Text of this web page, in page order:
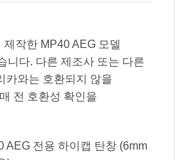
작한 MP40 AEG 모델
니다. 다른 제조사 또는 다른
카와는 호환되지 않을
전 호환성 확인을
AEG 전용 하이캡 탄창 (6mm